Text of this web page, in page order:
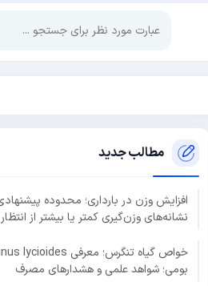
مطالب جدید
نشانه‌های وزن‌گیری کمتر یا بیشتر از انتظار
بومی؛ شواهد علمی و هشدارهای مصرف